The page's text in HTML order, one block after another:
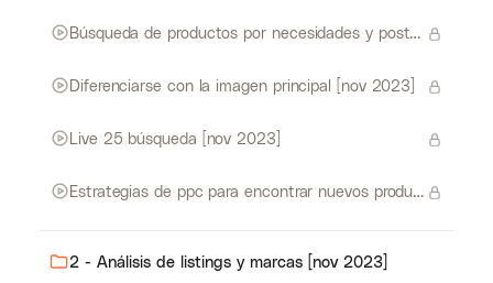
Búsqueda de productos por necesidades y posters que facturan 2k [nov 2023]
Diferenciarse con la imagen principal [nov 2023]
Live 25 búsqueda [nov 2023]
Estrategias de ppc para encontrar nuevos productos[nov 2023]
2 - Análisis de listings y marcas [nov 2023]